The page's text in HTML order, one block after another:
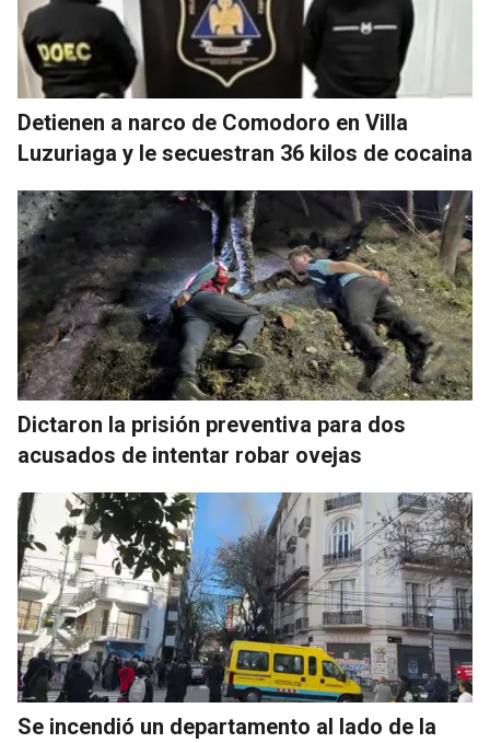
Detienen a narco de Comodoro en Villa
Luzuriaga y le secuestran 36 kilos de cocaina
Dictaron la prisión preventiva para dos
acusados de intentar robar ovejas
Se incendió un departamento al lado de la